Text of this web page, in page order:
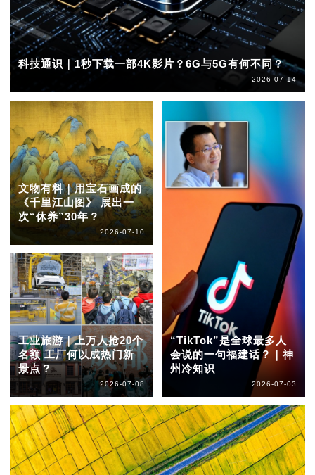
科技通识｜1秒下载一部4K影片？6G与5G有何不同？
2026-07-14
文物有料｜用宝石画成的
《千里江山图》 展出一
次“休养”30年？
2026-07-10
工业旅游｜上万人抢20个
名额 工厂何以成热门新
景点？
2026-07-08
“TikTok”是全球最多人
会说的一句福建话？｜神
州冷知识
2026-07-03